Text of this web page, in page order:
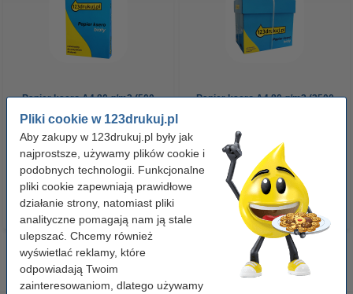
Pliki cookie w 123drukuj.pl
Aby zakupy w 123drukuj.pl były jak
najprostsze, używamy plików cookie i
podobnych technologii. Funkcjonalne
pliki cookie zapewniają prawidłowe
działanie strony, natomiast pliki
analityczne pomagają nam ją stale
ulepszać. Chcemy również
wyświetlać reklamy, które
odpowiadają Twoim
zainteresowaniom, dlatego używamy
Papier ksero A4 80 g/m2 (500
szt.), 123drukuj
23,00 zł z VAT
Papier ksero A4 80 g/m2 (2500
110,00 zł z VAT